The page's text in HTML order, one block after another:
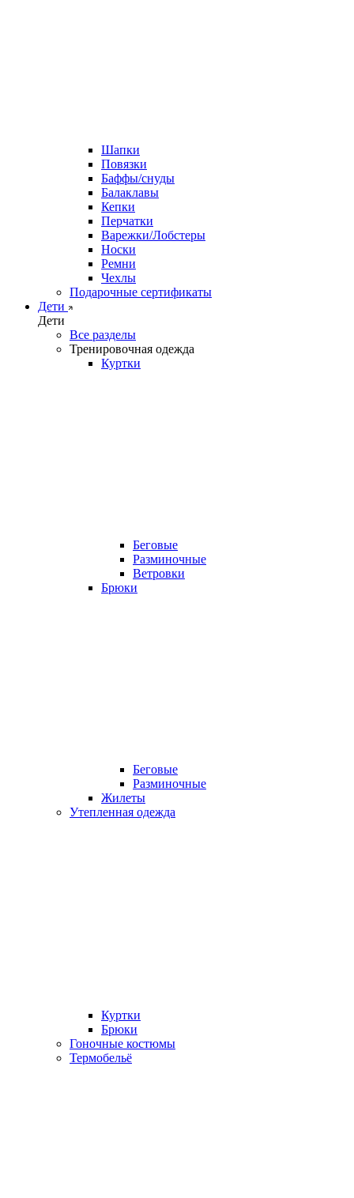
Шапки
Повязки
Баффы/снуды
Балаклавы
Кепки
Перчатки
Варежки/Лобстеры
Носки
Ремни
Чехлы
Подарочные сертификаты
Дети
Дети
Все разделы
Тренировочная одежда
Куртки
Беговые
Разминочные
Ветровки
Брюки
Беговые
Разминочные
Жилеты
Утепленная одежда
Куртки
Брюки
Гоночные костюмы
Термобельё